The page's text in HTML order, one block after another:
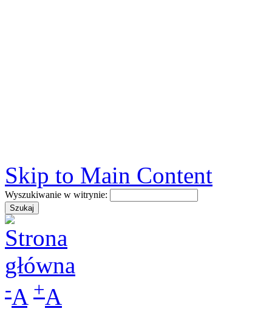
Skip to Main Content
Wyszukiwanie w witrynie:
-A +A